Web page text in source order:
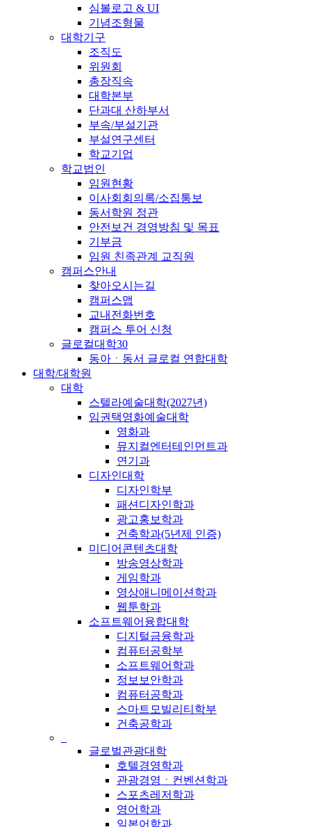
심볼로고 & UI
기념조형물
대학기구
조직도
위원회
총장직속
대학본부
단과대 산하부서
부속/부설기관
부설연구센터
학교기업
학교법인
임원현황
이사회회의록/소집통보
동서학원 정관
안전보건 경영방침 및 목표
기부금
임원 친족관계 교직원
캠퍼스안내
찾아오시는길
캠퍼스맵
교내전화번호
캠퍼스 투어 신청
글로컬대학30
동아ㆍ동서 글로컬 연합대학
대학/대학원
대학
스텔라예술대학(2027년)
임권택영화예술대학
영화과
뮤지컬엔터테인먼트과
연기과
디자인대학
디자인학부
패션디자인학과
광고홍보학과
건축학과(5년제 인증)
미디어콘텐츠대학
방송영상학과
게임학과
영상애니메이션학과
웹툰학과
소프트웨어융합대학
디지털금융학과
컴퓨터공학부
소프트웨어학과
정보보안학과
컴퓨터공학과
스마트모빌리티학부
건축공학과
글로벌관광대학
호텔경영학과
관광경영ㆍ컨벤션학과
스포츠레저학과
영어학과
일본어학과